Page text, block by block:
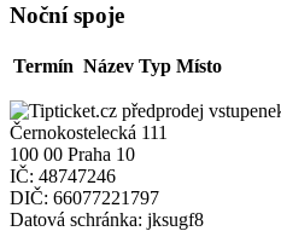
Noční spoje
Termín Název Typ Místo
Černokostelecká 111
100 00 Praha 10
IČ: 48747246
DIČ: 66077221797
Datová schránka: jksugf8